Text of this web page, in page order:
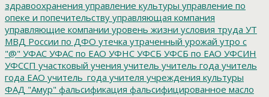
здравоохранения управление культуры управление по
опеке и попечительству управляющая компания
управляющие компании уровень жизни условия труда УТ
МВД России по ДФО утечка утраченный урожай утро с
"@" УФАС УФАС по ЕАО УФНС УФСБ УФСБ по ЕАО УФСИН
УФССП участковый учения учитель учитель года учитель
года ЕАО учитель_года учителя учреждения культуры
ФАД "Амур" фальсификация фальсифицированное масло